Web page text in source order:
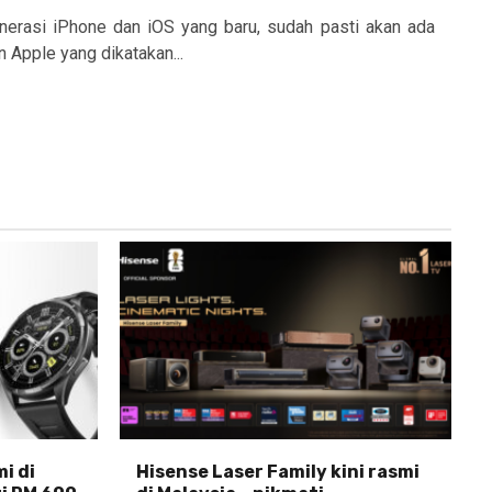
iPhone dan iOS yang baru, sudah pasti akan ada
Apple yang dikatakan...
di
Hisense Laser Family kini rasmi